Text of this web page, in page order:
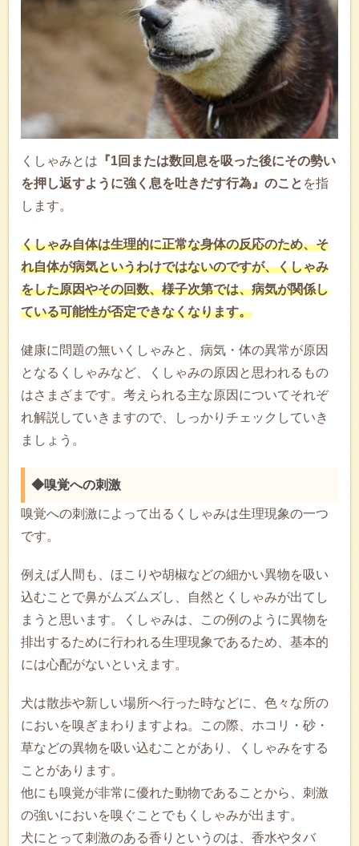
くしゃみとは 『1回または数回息を吸った後にその勢い
を押し返すように強く息を吐きだす行為』のこと を指
します。
くしゃみ自体は生理的に正常な身体の反応のため、そ
れ自体が病気というわけではないのですが、くしゃみ
をした原因やその回数、様子次第では、病気が関係し
ている可能性が否定できなくなります。
健康に問題の無いくしゃみと、病気・体の異常が原因
となるくしゃみなど、くしゃみの原因と思われるもの
はさまざまです。考えられる主な原因についてそれぞ
れ解説していきますので、しっかりチェックしていき
ましょう。
◆嗅覚への刺激
嗅覚への刺激によって出るくしゃみは生理現象の一つ
です。
例えば人間も、ほこりや胡椒などの細かい異物を吸い
込むことで鼻がムズムズし、自然とくしゃみが出てし
まうと思います。くしゃみは、この例のように異物を
排出するために行われる生理現象であるため、基本的
には心配がないといえます。
犬は散歩や新しい場所へ行った時などに、色々な所の
においを嗅ぎまわりますよね。この際、ホコリ・砂・
草などの異物を吸い込むことがあり、くしゃみをする
ことがあります。
他にも嗅覚が非常に優れた動物であることから、刺激
の強いにおいを嗅ぐことでもくしゃみが出ます。
犬にとって刺激のある香りというのは、香水やタバ